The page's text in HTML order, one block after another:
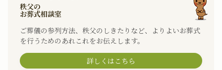
秩父の
お葬式相談室
ご葬儀の参列方法、秩父のしきたりなど、よりよいお葬式
を行うためのあれこれをお伝えします。
詳しくはこちら